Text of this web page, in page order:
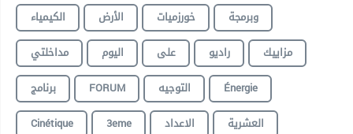
الكيمياء
الأرض خورزميات
وبرمجة
مداخلتي
اليوم على راديو
مزاييك
برنامج
FORUM التوجيه
Énergie
Cinétique
3eme الاعداد
العشرية